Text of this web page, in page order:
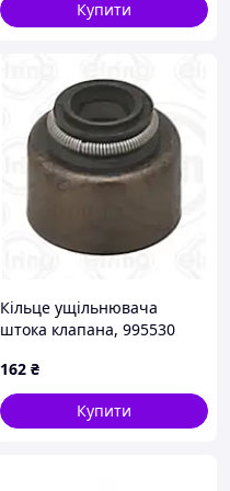
Купити
Кільце ущільнювача
штока клапана, 995530
162 ₴
Купити